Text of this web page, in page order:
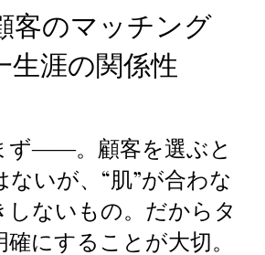
客のマッチング
生涯の関係性
ず――。顧客を選ぶと
いが、“肌”が合わな
しないもの。だからタ
にすることが大切。